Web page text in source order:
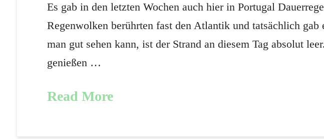
Es gab in den letzten Wochen auch hier in Portugal
Regenwolken berührten fast den Atlantik und tatsächlich
man gut sehen kann, ist der Strand an diesem Tag absolut
genießen …
Read More